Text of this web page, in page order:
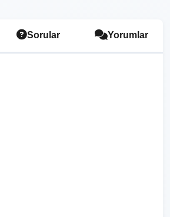
Sorular Yorumlar